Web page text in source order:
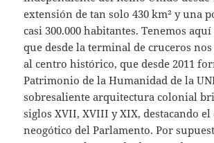
extensión de tan solo 430 km² y una
casi 300.000 habitantes. Tenemos
que desde la terminal de cruceros nos
al centro histórico, que desde 2011
Patrimonio de la Humanidad de la
sobresaliente arquitectura colonial
siglos XVII, XVIII y XIX, destacando
neogótico del Parlamento. Por